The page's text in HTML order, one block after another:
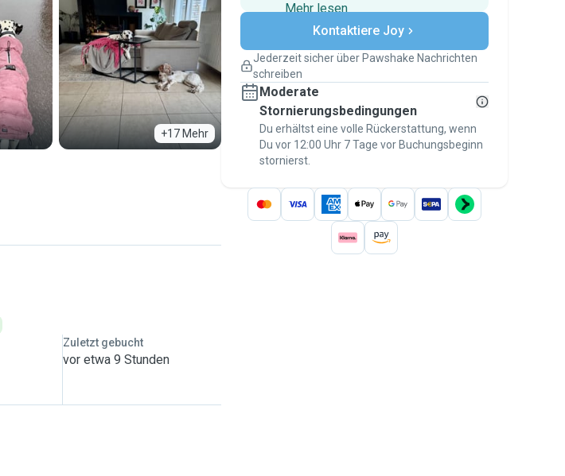
+17 Mehr
Zuletzt gebucht
vor etwa 9 Stunden
Mehr lesenSichere Zahlungen
Unterstützung, falls sich Deine
Versicherte Buchungen
Erledige alles über Pawshake – von der
ersten Nachricht bis zur Bezahlung –, um
über diePawshake-Garantieabgesichert zu
sein
Kontaktiere Joy
Jederzeit sicher über Pawshake Nachrichten
schreiben
Moderate
Stornierungsbedingungen
Du erhältst eine volle Rückerstattung, wenn
Du vor 12:00 Uhr 7 Tage vor Buchungsbeginn
stornierst.